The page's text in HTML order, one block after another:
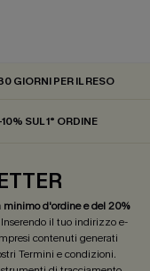
GIORNI PER IL RESO
SUL 1° ORDINE
minimo d'ordine e del 20%
il tuo indirizzo e-
contenuti generati
Termini e condizioni.